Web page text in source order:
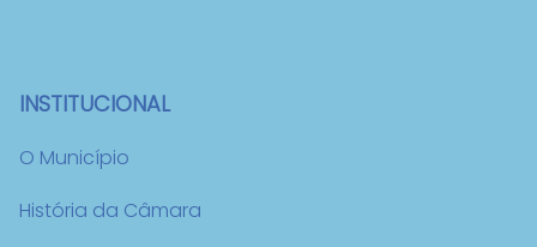
INSTITUCIONAL
O Município
História da Câmara